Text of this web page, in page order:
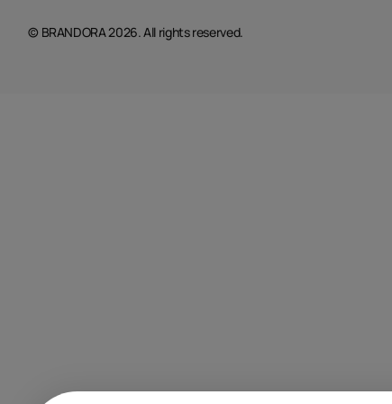
© BRANDORA 2026. All rights reserved.